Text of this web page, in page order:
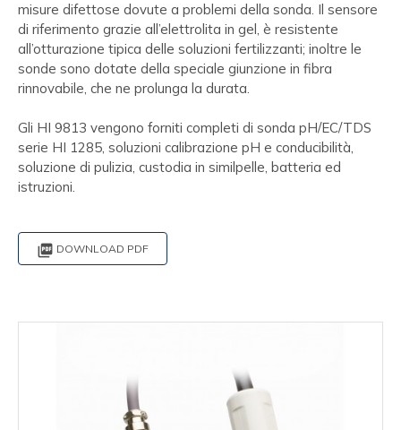
misure difettose dovute a problemi della sonda. Il sensore
di riferimento grazie all’elettrolita in gel, è resistente
all’otturazione tipica delle soluzioni fertilizzanti; inoltre le
sonde sono dotate della speciale giunzione in fibra
rinnovabile, che ne prolunga la durata.
Gli HI 9813 vengono forniti completi di sonda pH/EC/TDS
serie HI 1285, soluzioni calibrazione pH e conducibilità,
soluzione di pulizia, custodia in similpelle, batteria ed
istruzioni.
 DOWNLOAD PDF